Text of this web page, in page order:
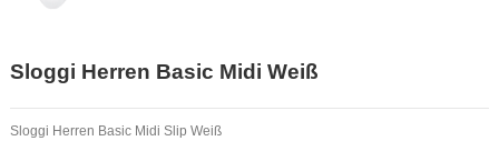
Sloggi Herren Basic Midi Weiß
Sloggi Herren Basic Midi Slip Weiß